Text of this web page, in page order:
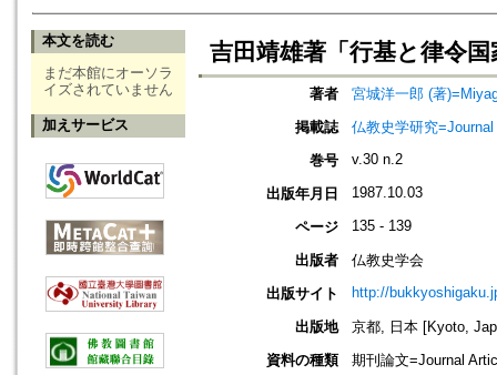
本文を読む
まだ本館にオーソラ
イズされていません
加えサービス
吉田靖雄著「行基と律令国
著者
宮城洋一郎 (著
掲載誌
仏教史学研究
巻号
v.30 n.2
出版年月日 1987.10.03
ページ 135 - 139
出版者
仏教史学会
出版サイト
http://
出版地
京都, 日本 [Kyoto,
資料の種類
期刊論文=Journal